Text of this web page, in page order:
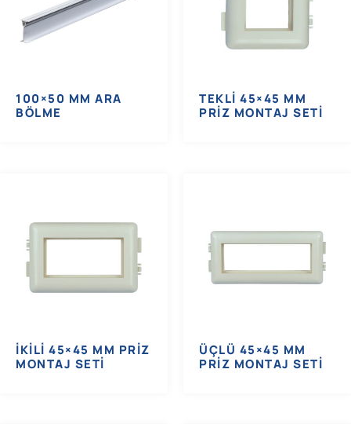
100×50 MM ARA
BÖLME
TEKLI 45×45 MM
PRIZ MONTAJ SETI
İKILI 45×45 MM PRIZ
MONTAJ SETI
ÜÇLÜ 45×45 MM
PRIZ MONTAJ SETI